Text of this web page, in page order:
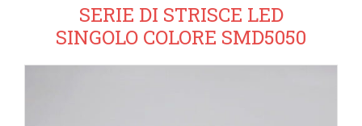
SERIE DI STRISCE LED
SINGOLO COLORE SMD5050